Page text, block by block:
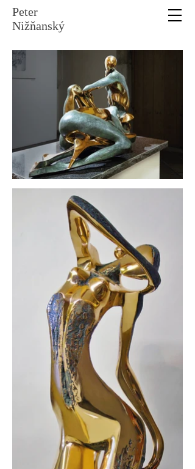
Peter
Nižňanský